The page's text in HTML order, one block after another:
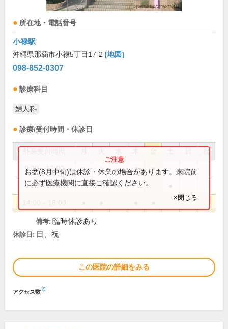
所在地・電話番号
小禄駅
沖縄県那覇市小禄5丁目17-2 [地図]
098-852-0307
診療科目
婦人科
診療/受付時間・休診日
祝
8:30～12:00 ● ● ● ●
8:30～13:00 ●
お盆(8月中旬)は休診・休業の場合があります。来院前
に必ず医療機関に直接ご確認ください。
×閉じる
備考: 臨時休診あり
休診日: 日、祝
この医院の詳細をみる
アクセス数※